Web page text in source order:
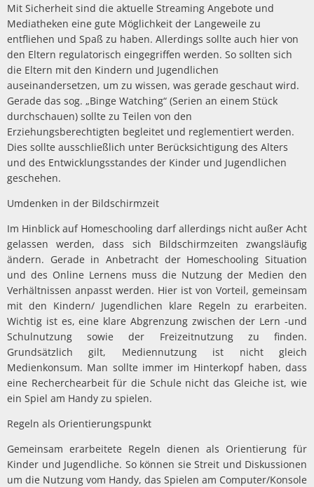
Mit Sicherheit sind die aktuelle Streaming Angebote und
Mediatheken eine gute Möglichkeit der Langeweile zu
entfliehen und Spaß zu haben. Allerdings sollte auch hier von
den Eltern regulatorisch eingegriffen werden. So sollten sich
die Eltern mit den Kindern und Jugendlichen
auseinandersetzen, um zu wissen, was gerade geschaut wird.
Gerade das sog. „Binge Watching“ (Serien an einem Stück
durchschauen) sollte zu Teilen von den
Erziehungsberechtigten begleitet und reglementiert werden.
Dies sollte ausschließlich unter Berücksichtigung des Alters
und des Entwicklungsstandes der Kinder und Jugendlichen
geschehen.
Umdenken in der Bildschirmzeit
Im Hinblick auf Homeschooling darf allerdings nicht außer Acht
gelassen werden, dass sich Bildschirmzeiten zwangsläufig
ändern. Gerade in Anbetracht der Homeschooling Situation
und des Online Lernens muss die Nutzung der Medien den
Verhältnissen anpasst werden. Hier ist von Vorteil, gemeinsam
mit den Kindern/ Jugendlichen klare Regeln zu erarbeiten.
Wichtig ist es, eine klare Abgrenzung zwischen der Lern -und
Schulnutzung sowie der Freizeitnutzung zu finden.
Grundsätzlich gilt, Mediennutzung ist nicht gleich
Medienkonsum. Man sollte immer im Hinterkopf haben, dass
eine Recherchearbeit für die Schule nicht das Gleiche ist, wie
ein Spiel am Handy zu spielen.
Regeln als Orientierungspunkt
Gemeinsam erarbeitete Regeln dienen als Orientierung für
Kinder und Jugendliche. So können sie Streit und Diskussionen
um die Nutzung vom Handy, das Spielen am Computer/Konsole